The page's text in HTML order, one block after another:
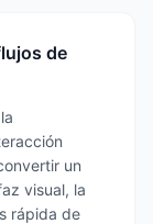
de
un
visual, la
rápida de